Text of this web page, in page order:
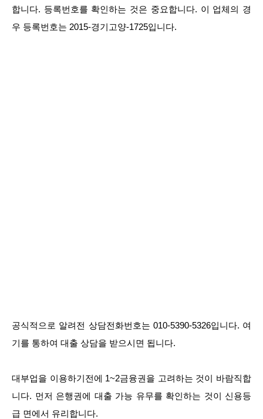
합니다. 등록번호를 확인하는 것은 중요합니다. 이 업체의 경
우 등록번호는 2015-경기고양-1725입니다.
공식적으로 알려전 상담전화번호는 010-5390-5326입니다. 여
기를 통하여 대출 상담을 받으시면 됩니다.
대부업을 이용하기전에 1~2금융권을 고려하는 것이 바람직합
니다. 먼저 은행권에 대출 가능 유무를 확인하는 것이 신용등
급 면에서 유리합니다.